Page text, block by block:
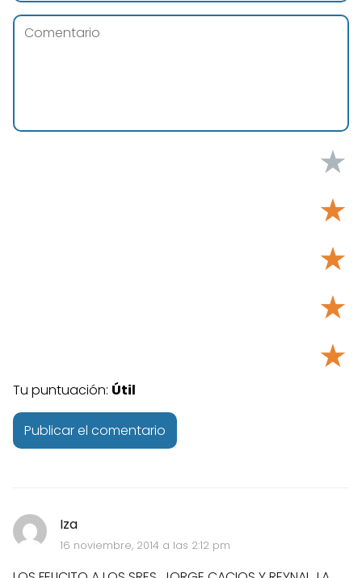
Iza
16 noviembre, 2014 a las 2:12 pm
★
★
★
★
★
Tu puntuación: Útil